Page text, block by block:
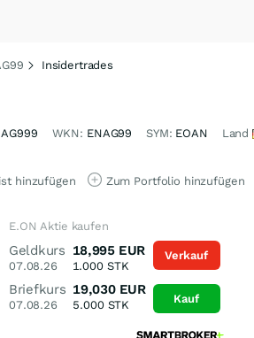
Insidertrades
WKN: ENAG99 SYM: EOAN Land
hinzufügen Zum Portfolio hinzufügen
E.ON Aktie kaufen
Geldkurs
07.08.26
18,995 EUR
1.000STK
Briefkurs
07.08.26
19,030 EUR
5.000STK
Verkauf
Kauf